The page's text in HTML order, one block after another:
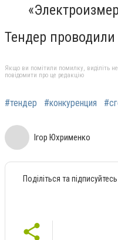
Тендер
Якщо ви помітили помилку, виділіть
повідомити про це редакцію
#тендер #конкуренция
Ігор Юхрименко
Поділіться та